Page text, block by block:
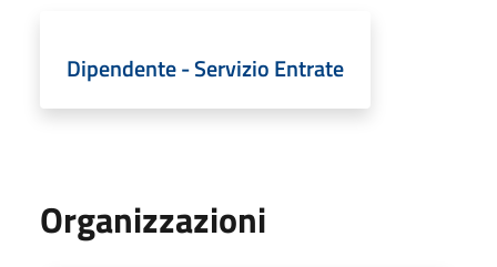
Dipendente - Servizio Entrate
Organizzazioni